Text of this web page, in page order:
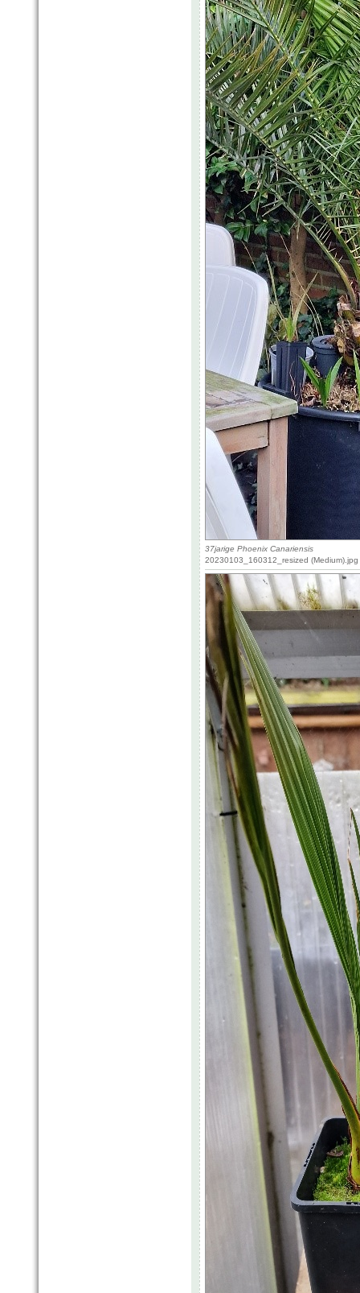
37jarige Phoenix Canariensis
20230103_160312_resized